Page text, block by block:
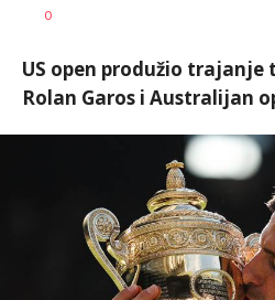
AUTOR
0
US open produžio trajanje
Rolan Garos i Australijan